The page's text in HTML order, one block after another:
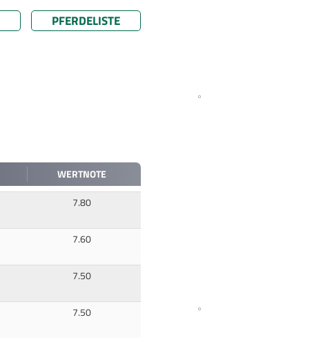
PFERDELISTE
WERTNOTE
7.80
7.60
7.50
7.50